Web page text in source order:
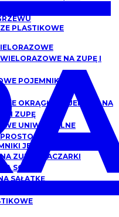
PLASTIKOWE
NA ZUPĘ I
POJEMNIKI DO
OKRĄGŁE POJEMNIKI NA
I ZUPĘ
UNIWERSALNE
JEDNORAZOWE
ZUPĘ, FLACZARKI
SOS
SAŁATKĘ